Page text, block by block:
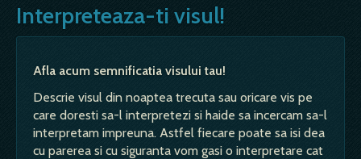
Interpreteaza-ti visul!
Afla acum semnificatia visului tau!
Descrie visul din noaptea trecuta sau oricare vis pe
care doresti sa-l interpretezi si haide sa incercam sa-l
interpretam impreuna. Astfel fiecare poate sa isi dea
cu parerea si cu siguranta vom gasi o interpretare cat